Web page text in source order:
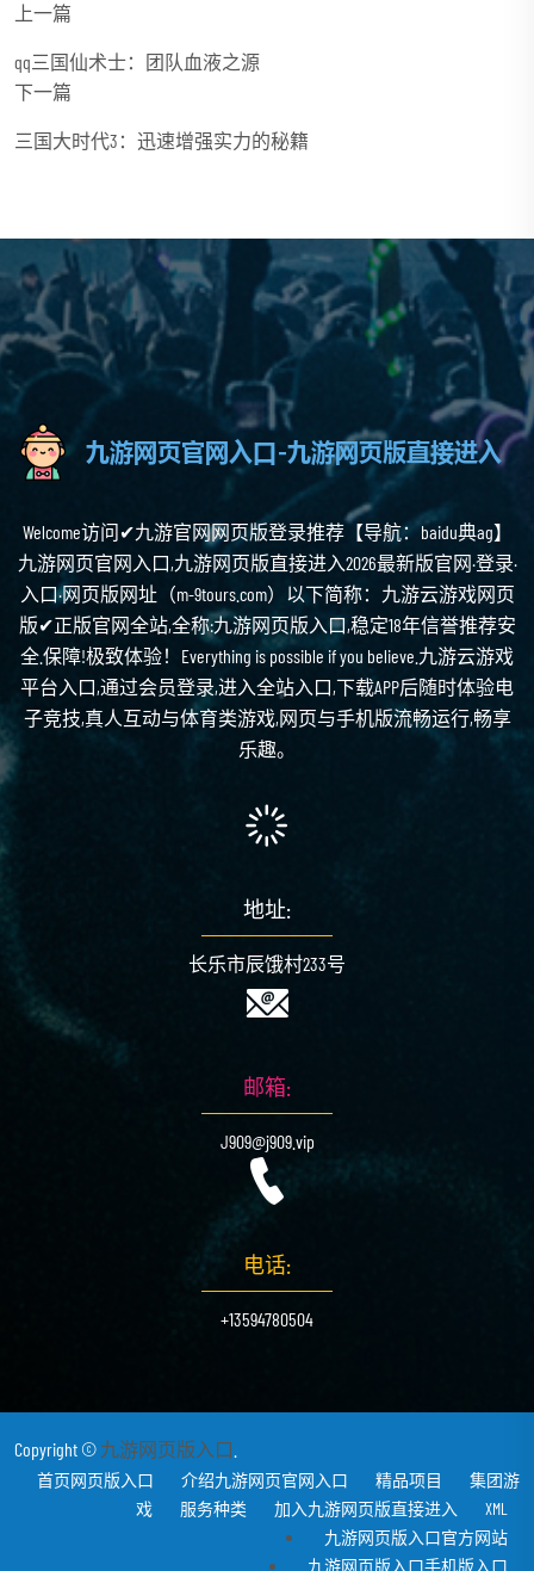
上一篇
qq三国仙术士：团队血液之源
下一篇
三国大时代3：迅速增强实力的秘籍
Welcome访问✔九游官网网页版登录推荐【导航：baidu典ag】
九游网页官网入口,九游网页版直接进入2026最新版官网·登录·
入口·网页版网址（m-9tours.com）以下简称：九游云游戏网页
版✔正版官网全站,全称:九游网页版入口,稳定18年信誉推荐安
全.保障!极致体验！Everything is possible if you believe.九游云游戏
平台入口,通过会员登录,进入全站入口,下载APP后随时体验电
子竞技,真人互动与体育类游戏,网页与手机版流畅运行,畅享
乐趣。
地址:
长乐市辰饿村233号
邮箱:
J909@j909.vip
电话:
+13594780504
Copyright © 九游网页版入口
首页网页版入口 介绍九游网页官网入口 精品项目
集团游
戏
服务种类 加入九游网页版直接进入
XML
九游网页版入口官方网站
九游网页版入口手机版入口